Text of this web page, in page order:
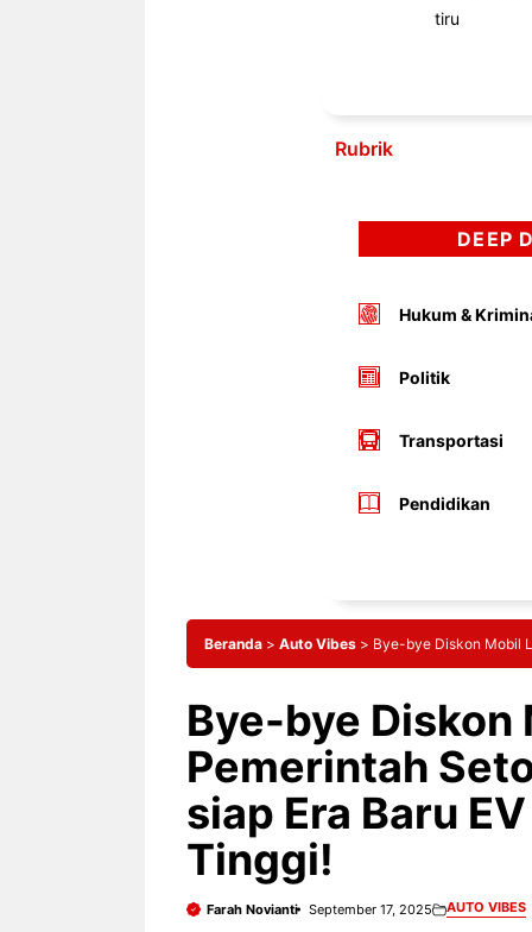
tiru
Rubrik
DEEP
Hukum &
Politik
Transportasi
Pendidikan
Beranda > Auto Vibes > Bye-bye Diskon Mobil
Bye-bye
Pemerintah
siap Era Baru
Tinggi!
Farah Novianti September 17, 2025 AUTO VIBES